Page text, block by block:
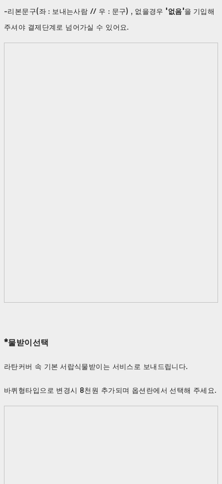
-리본문구(좌 : 보내는사람 // 우 : 문구) , 없을경우 '없음'을 기입해
주셔야 결제단계로 넘어가실 수 있어요.
*물받이선택
라탄커버 속 기본 서랍식물받이는 서비스로 보내드립니다.
바퀴형타입으로 변경시 8천원 추가되며 옵션란에서 선택해 주세요.